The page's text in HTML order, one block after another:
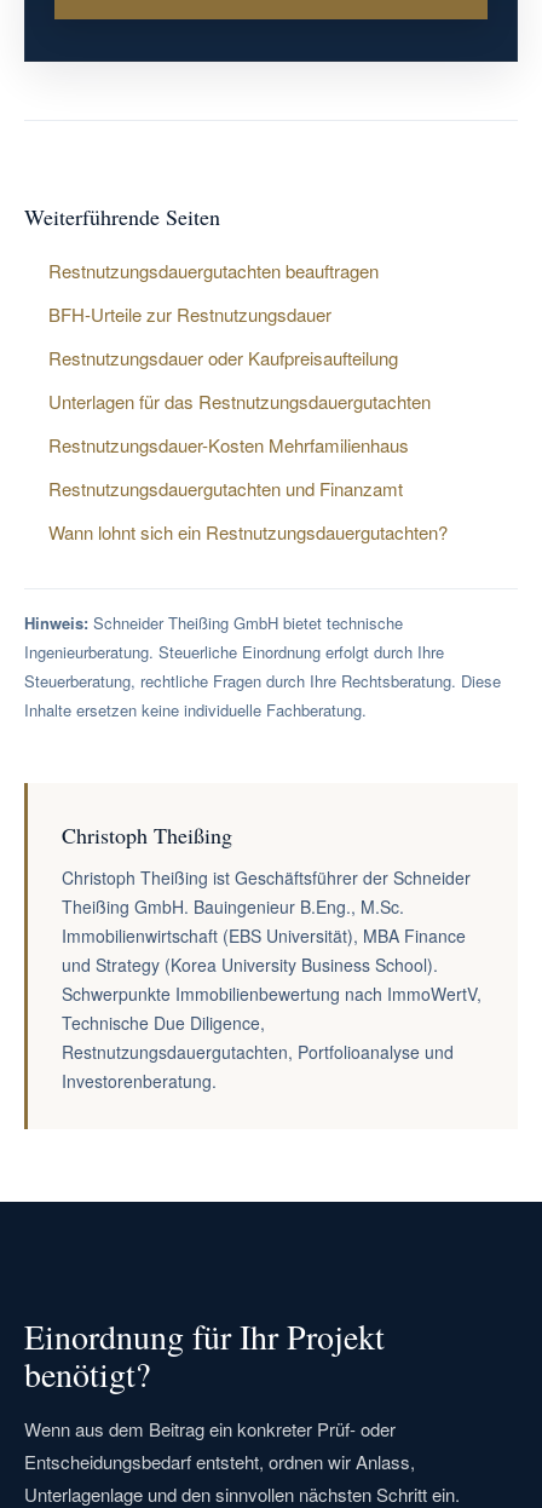
Weiterführende Seiten
Restnutzungsdauergutachten beauftragen
BFH-Urteile zur Restnutzungsdauer
Restnutzungsdauer oder Kaufpreisaufteilung
Unterlagen für das Restnutzungsdauergutachten
Restnutzungsdauer-Kosten Mehrfamilienhaus
Restnutzungsdauergutachten und Finanzamt
Wann lohnt sich ein Restnutzungsdauergutachten?
Hinweis: Schneider Theißing GmbH bietet technische
Ingenieurberatung. Steuerliche Einordnung erfolgt durch Ihre
Steuerberatung, rechtliche Fragen durch Ihre Rechtsberatung. Diese
Inhalte ersetzen keine individuelle Fachberatung.
Christoph Theißing
Christoph Theißing ist Geschäftsführer der Schneider
Theißing GmbH. Bauingenieur B.Eng., M.Sc.
Immobilienwirtschaft (EBS Universität), MBA Finance
und Strategy (Korea University Business School).
Schwerpunkte Immobilienbewertung nach ImmoWertV,
Technische Due Diligence,
Restnutzungsdauergutachten, Portfolioanalyse und
Investorenberatung.
Einordnung für Ihr Projekt
benötigt?
Wenn aus dem Beitrag ein konkreter Prüf- oder
Entscheidungsbedarf entsteht, ordnen wir Anlass,
Unterlagenlage und den sinnvollen nächsten Schritt ein.